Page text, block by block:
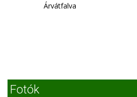
Árvátfalva
Fotók